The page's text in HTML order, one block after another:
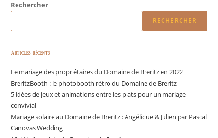
Rechercher
RECHERCHER
Articles récents
Le mariage des propriétaires du Domaine de Breritz en 2022
BreritzBooth : le photobooth rétro du Domaine de Breritz
5 idées de jeux et animations entre les plats pour un mariage
convivial
Mariage solaire au Domaine de Breritz : Angélique & Julien par Pascal
Canovas Wedding